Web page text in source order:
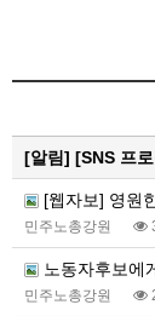
[알림] [SNS 프
[웹자보] 영원한 탄
민주노총강원
노동자후보에
민주노총강원